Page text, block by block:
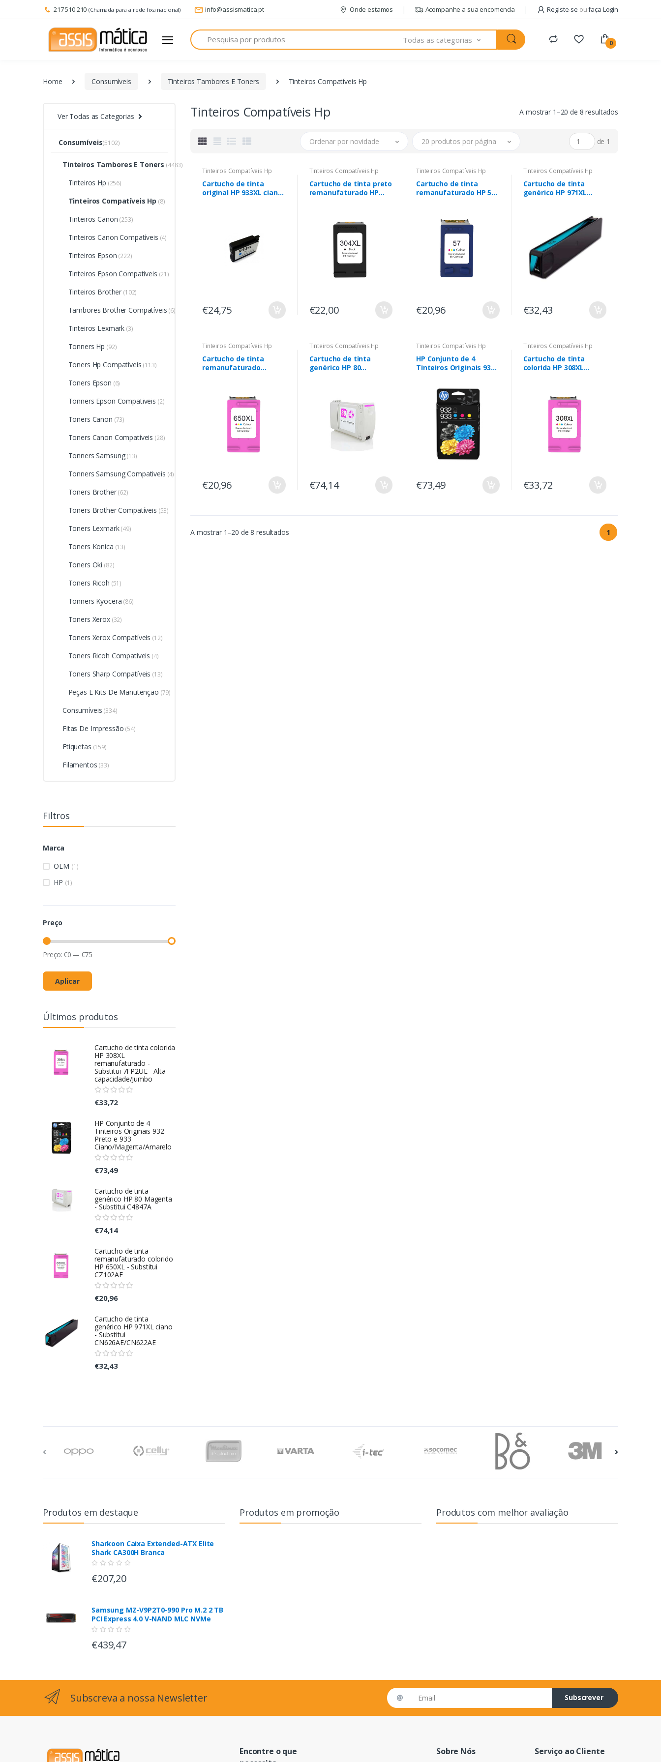
217 510 210 (Chamada para a rede fixa nacional) info@assismatica.pt Onde estamos Acompanhe a sua encomenda Registe-se oufaça Login
Pesquisa
Todas as categorias 0
Home Consumíveis Tinteiros Tambores E Toners Tinteiros Compatíveis Hp
Ver Todas as Categorias
Consumíveis(5102)
Tinteiros Tambores E Toners (4483)
Tinteiros Hp (256)
Tinteiros Compatíveis Hp (8)
Tinteiros Canon (253)
Tinteiros Canon Compatíveis (4)
Tinteiros Epson (222)
Tinteiros Epson Compativeis (21)
Tinteiros Brother (102)
Tambores Brother Compatíveis (6)
Tinteiros Lexmark (3)
Tonners Hp (92)
Toners Hp Compatíveis (113)
Toners Epson (6)
Tonners Epson Compativeis (2)
Toners Canon (73)
Toners Canon Compatíveis (28)
Tonners Samsung(13)
Tonners Samsung Compativeis (4)
Toners Brother(62)
Toners Brother Compatíveis (53)
Toners Lexmark(49)
Toners Konica (13)
Toners Oki (82)
Toners Ricoh (51)
Tonners Kyocera (86)
Toners Xerox(32)
Toners Xerox Compatíveis (12)
Toners Ricoh Compatíveis (4)
Toners Sharp Compatíveis (13)
Peças E Kits De Manutenção (79)
Consumíveis (334)
Fitas De Impressão (54)
Etiquetas (159)
Filamentos (33)
Filtros
Marca
OEM (1)
HP (1)
Preço
Preço:€0 — €75
Aplicar
Últimos produtos
Cartucho de tinta colorida
HP 308XL
remanufaturado -
Substitui 7FP2UE - Alta
capacidade/Jumbo
€33,72
HP Conjunto de 4
Tinteiros Originais 932
Preto e 933
Ciano/Magenta/Amarelo
€73,49
Cartucho de tinta
genérico HP 80 Magenta
- Substitui C4847A
€74,14
Cartucho de tinta
remanufaturado colorido
HP 650XL - Substitui
CZ102AE
€20,96
Cartucho de tinta
genérico HP 971XL ciano
- Substitui
CN626AE/CN622AE
€32,43
Tinteiros Compatíveis Hp A mostrar 1–20 de 8 resultados
Ordenar por novidade 20 produtos por página de 1
Tinteiros Compatíveis Hp
Cartucho de tinta
original HP 933XL ciano
€24,75
Tinteiros Compatíveis Hp
Cartucho de tinta preto
remanufaturado HP
€22,00
Tinteiros Compatíveis Hp
Cartucho de tinta
remanufaturado HP 57
€20,96
Tinteiros Compatíveis Hp
Cartucho de tinta
genérico HP 971XL
€32,43
Tinteiros Compatíveis Hp
Cartucho de tinta
remanufaturado
€20,96
Tinteiros Compatíveis Hp
Cartucho de tinta
genérico HP 80
€74,14
Tinteiros Compatíveis Hp
HP Conjunto de 4
Tinteiros Originais 932
€73,49
Tinteiros Compatíveis Hp
Cartucho de tinta
colorida HP 308XL
capacidade/Jumbo
€33,72
A mostrar 1–20 de 8 resultados 1
Produtos em destaque
Sharkoon Caixa Extended-ATX Elite
Shark CA300H Branca
€207,20
Samsung MZ-V9P2T0-990 Pro M.2 2 TB
PCI Express 4.0 V-NAND MLC NVMe
€439,47
Produtos em promoção Produtos com melhor avaliação
Subscreva a nossa Newsletter Email address
Subscrever
Encontre o que
Sobre Nós Serviço ao Cliente